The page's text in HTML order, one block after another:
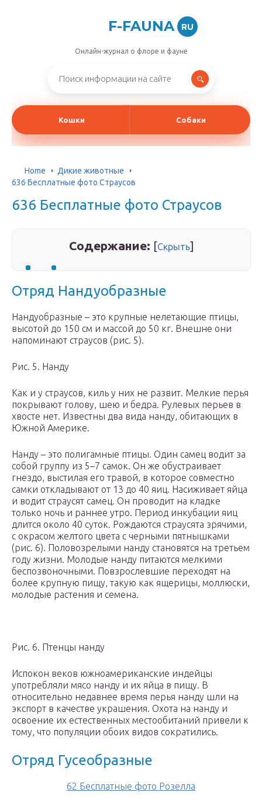
F-FAUNA RU
Онлайн-журнал о флоре и фауне
Кошки Собаки
Home
Дикие животные
636 Бесплатные фото Страусов
636 Бесплатные фото Страусов
Содержание: [Скрыть]
Отряд Нандуобразные
Нандуобразные – это крупные нелетающие птицы,
высотой до 150 см и массой до 50 кг. Внешне они
напоминают страусов (рис. 5).
Рис. 5. Нанду
Как и у страусов, киль у них не развит. Мелкие перья
покрывают голову, шею и бедра. Рулевых перьев в
хвосте нет. Известны два вида нанду, обитающих в
Южной Америке.
Нанду – это полигамные птицы. Один самец водит за
собой группу из 5–7 самок. Он же обустраивает
гнездо, выстилая его травой, в которое совместно
самки откладывают от 13 до 40 яиц. Насиживает яйца
и водит страусят самец. Он проводит на кладке
только ночь и раннее утро. Период инкубации яиц
длится около 40 суток. Рождаются страусята зрячими,
с окрасом желтого цвета с черными пятнышками
(рис. 6). Половозрелыми нанду становятся на третьем
году жизни. Молодые нанду питаются мелкими
беспозвоночными. Повзрослевшие переходят на
более крупную пищу, такую как ящерицы, моллюски,
молодые растения и семена.
Рис. 6. Птенцы нанду
Испокон веков южноамериканские индейцы
употребляли мясо нанду и их яйца в пищу. В
относительно недавнее время перья нанду шли на
экспорт в качестве украшения. Охота на нанду и
освоение их естественных местообитаний привели к
тому, что популяции обоих видов сократились.
Отряд Гусеобразные
62 Бесплатные фото Розелла